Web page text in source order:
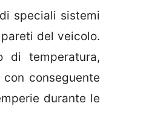
speciali sistemi
del veicolo.
di temperatura,
conseguente
durante le